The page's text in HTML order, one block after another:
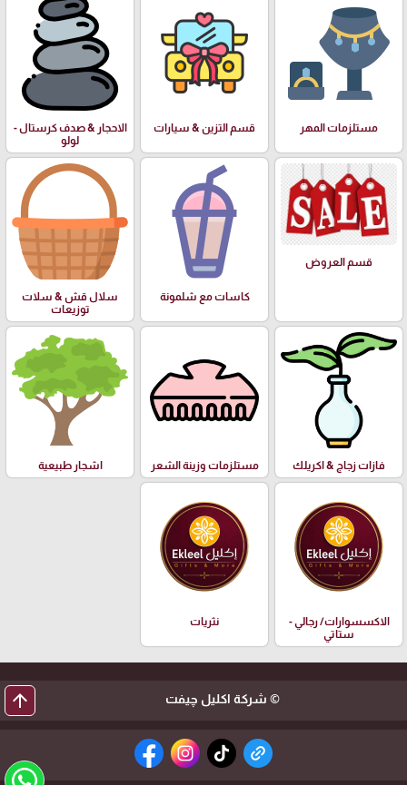
مستلزمات المهر قسم التزين & سيارات
الاحجار & صدف كرستال -
لولو
قسم العروض
كاسات مع شلمونة
سلال قش & سلات
توزيعات
فازات زجاج & اكريلك مستلزمات وزينة الشعر اشجار طبيعية
الاكسسوارات/ رجالي -
ستاتي
نثريات
© شركة اكليل چيفت arrow_upward